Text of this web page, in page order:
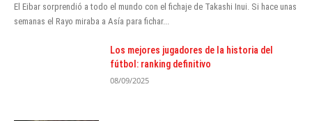
El Eibar sorprendió a todo el mundo con el fichaje de Takashi Inui. Si hace unas
semanas el Rayo miraba a Asía para fichar...
Los mejores jugadores de la historia del
fútbol: ranking definitivo
08/09/2025